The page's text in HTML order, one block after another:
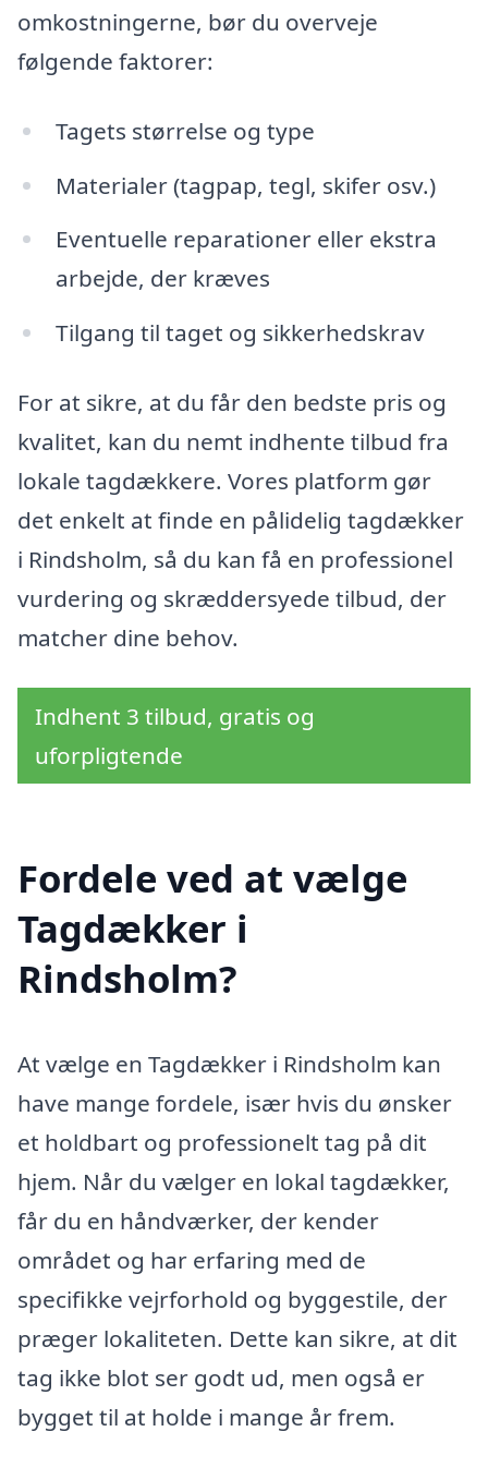
omkostningerne, bør du overveje
følgende faktorer:
Tagets størrelse og type
Materialer (tagpap, tegl, skifer osv.)
Eventuelle reparationer eller ekstra
arbejde, der kræves
Tilgang til taget og sikkerhedskrav
For at sikre, at du får den bedste pris og
kvalitet, kan du nemt indhente tilbud fra
lokale tagdækkere. Vores platform gør
det enkelt at finde en pålidelig tagdækker
i Rindsholm, så du kan få en professionel
vurdering og skræddersyede tilbud, der
matcher dine behov.
Indhent 3 tilbud, gratis og
uforpligtende
Fordele ved at vælge
Tagdækker i
Rindsholm?
At vælge en Tagdækker i Rindsholm kan
have mange fordele, især hvis du ønsker
et holdbart og professionelt tag på dit
hjem. Når du vælger en lokal tagdækker,
får du en håndværker, der kender
området og har erfaring med de
specifikke vejrforhold og byggestile, der
præger lokaliteten. Dette kan sikre, at dit
tag ikke blot ser godt ud, men også er
bygget til at holde i mange år frem.